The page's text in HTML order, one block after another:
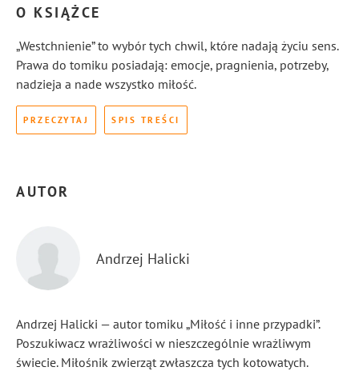
O KSIĄŻCE
„Westchnienie” to wybór tych chwil, które nadają życiu sens.
Prawa do tomiku posiadają: emocje, pragnienia, potrzeby,
nadzieja a nade wszystko miłość.
PRZECZYTAJ SPIS TREŚCI
AUTOR
Andrzej Halicki
Andrzej Halicki — autor tomiku „Miłość i inne przypadki”.
Poszukiwacz wrażliwości w nieszczególnie wrażliwym
świecie. Miłośnik zwierząt zwłaszcza tych kotowatych.